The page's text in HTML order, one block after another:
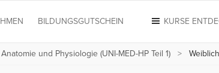
KURSE
BILDUNGSGUTSCHEIN
und Physiologie (UNI-MED-HP Teil 1)